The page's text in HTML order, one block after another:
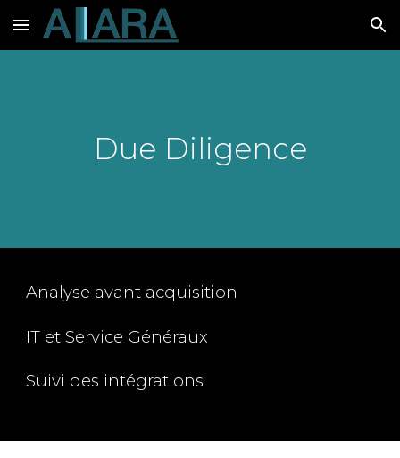
Skip to main content Skip to navigation
Due Diligence
Analyse avant acquisition
IT et Service Généraux
Suivi des intégrations